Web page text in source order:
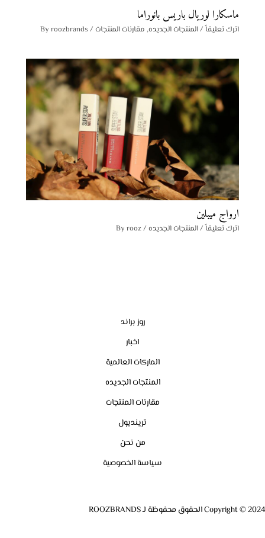
ماسكارا لوريال باريس بانوراما
اترك تعليقاً/المنتجات الجديده, مقارنات المنتجات / By
roozbrands
ارواج ميبلين
اترك تعليقاً/المنتجات الجديده / By
rooz
روز براند
اخبار
الماركات العالمية
المنتجات الجديده
مقارنات المنتجات
ترينديول
من نحن
سياسة الخصوصية
Copyright © 2024 الحقوق محفوظة لـ ROOZBRANDS